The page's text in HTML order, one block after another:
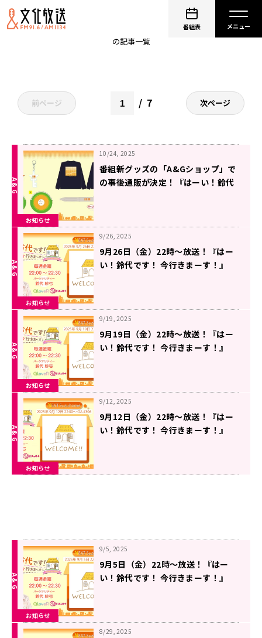
番組表
の記事一覧
前ページ 7 次ページ
お知らせ
10/24, 2025
番組新グッズの「A&Gショップ」で
の事後通販が決定！『はーい！鈴代
お知らせ
9/26, 2025
9月26日（金）22時～放送！『はー
い！鈴代です！ 今行きまーす！』
お知らせ
9/19, 2025
9月19日（金）22時～放送！『はー
い！鈴代です！ 今行きまーす！』
お知らせ
9/12, 2025
9月12日（金）22時～放送！『はー
い！鈴代です！ 今行きまーす！』
お知らせ
9/5, 2025
9月5日（金）22時～放送！『はー
い！鈴代です！ 今行きまーす！』
8/29, 2025